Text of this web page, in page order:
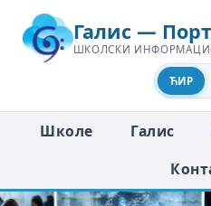
Галис —
ШКОЛСКИ
ЋИР
Школе Галис